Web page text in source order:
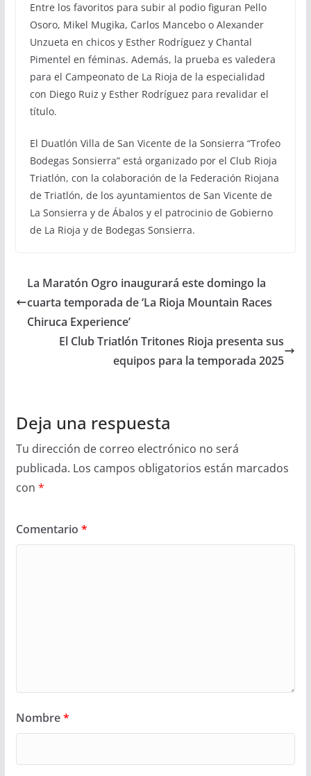
Entre los favoritos para subir al podio figuran Pello
Osoro, Mikel Mugika, Carlos Mancebo o Alexander
Unzueta en chicos y Esther Rodríguez y Chantal
Pimentel en féminas. Además, la prueba es valedera
para el Campeonato de La Rioja de la especialidad
con Diego Ruiz y Esther Rodríguez para revalidar el
título.
El Duatlón Villa de San Vicente de la Sonsierra “Trofeo
Bodegas Sonsierra” está organizado por el Club Rioja
Triatlón, con la colaboración de la Federación Riojana
de Triatlón, de los ayuntamientos de San Vicente de
La Sonsierra y de Ábalos y el patrocinio de Gobierno
de La Rioja y de Bodegas Sonsierra.
La Maratón Ogro inaugurará este domingo la
cuarta temporada de ‘La Rioja Mountain Races
Chiruca Experience’
El Club Triatlón Tritones Rioja presenta sus
equipos para la temporada 2025
Deja una respuesta
Tu dirección de correo electrónico no será
publicada. Los campos obligatorios están marcados
con *
Comentario *
Nombre*